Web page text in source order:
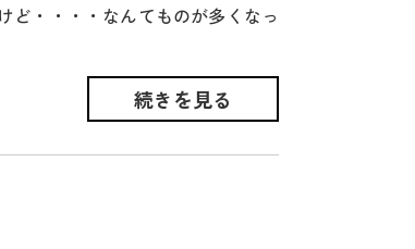
ど・・・・なんてものが多くなっ
続きを見る